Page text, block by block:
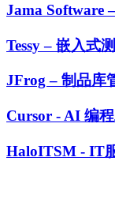
Jama Software
Tessy – 嵌入式
JFrog – 制品库
Cursor - AI 编
HaloITSM - IT